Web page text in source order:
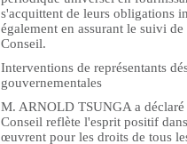
s'acquittent de leurs obligations
également en assurant le suivi
Conseil.
Interventions de représentants
gouvernementales
M. ARNOLD TSUNGA a
Conseil reflète l'esprit positif
œuvrent pour les droits de tous